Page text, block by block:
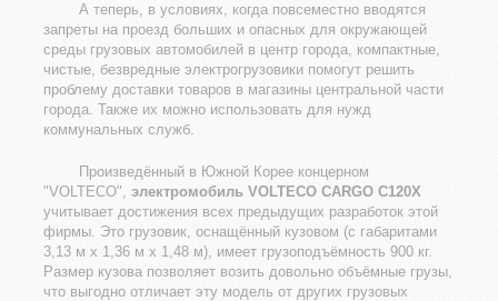
А теперь, в условиях, когда повсеместно вводятся
запреты на проезд больших и опасных для окружающей
среды грузовых автомобилей в центр города, компактные,
чистые, безвредные электрогрузовики помогут решить
проблему доставки товаров в магазины центральной части
города. Также их можно использовать для нужд
коммунальных служб.
Произведённый в Южной Корее концерном
"VOLTECO", электромобиль VOLTECO CARGO C120X
учитывает достижения всех предыдущих разработок этой
фирмы. Это грузовик, оснащённый кузовом (с габаритами
3,13 м х 1,36 м х 1,48 м), имеет грузоподъёмность 900 кг.
Размер кузова позволяет возить довольно объёмные грузы,
что выгодно отличает эту модель от других грузовых